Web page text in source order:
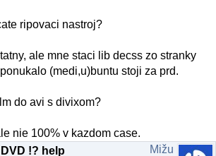
ripovaci nastroj?
ale mne staci lib decss zo stranky
(medi,u)buntu stoji za prd.
do avi s divixom?
nie 100% v kazdom case.
!? help
Mižu